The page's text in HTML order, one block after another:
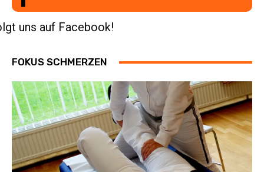
uns auf Facebook!
FOKUS SCHMERZEN